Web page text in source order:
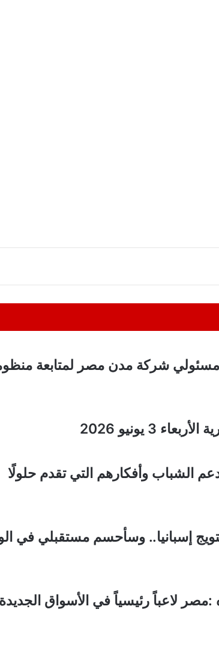
مسئولي شركة مدن مصر لمتابعة
3 يونيو 2026
الشباب وأفكارهم التي تقدم حلولًا
إسبانيا.. وسأحسم مستقبلي في
لاعباً رئيسياً في الأسواق الجديدة